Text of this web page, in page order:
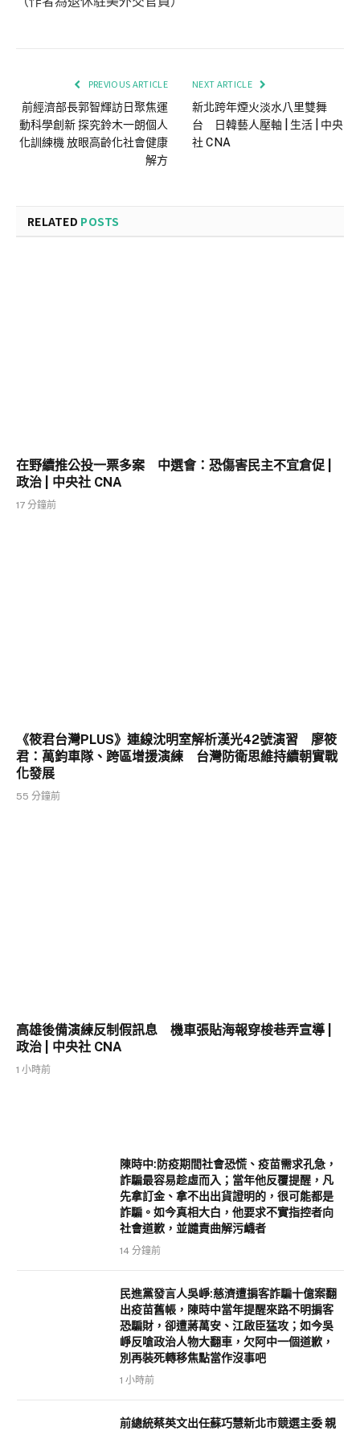
PREVIOUS ARTICLE
前經濟部長郭智輝訪日聚焦運
動科學創新 探究鈴木一朗個人
化訓練機 放眼高齡化社會健康
解方
NEXT ARTICLE
新北跨年煙火淡水八里雙舞
台 日韓藝人壓軸 | 生活 | 中央
社 CNA
RELATED POSTS
在野續推公投一票多案 中選會：恐傷害民主不宜倉促 |
政治 | 中央社 CNA
17 分鐘前
《筱君台灣PLUS》連線沈明室解析漢光42號演習 廖筱
君：萬鈞車隊、跨區增援演練 台灣防衛思維持續朝實戰
化發展
55 分鐘前
高雄後備演練反制假訊息 機車張貼海報穿梭巷弄宣導 |
政治 | 中央社 CNA
1 小時前
陳時中:防疫期間社會恐慌、疫苗需求孔急，
詐騙最容易趁虛而入；當年他反覆提醒，凡
先拿訂金、拿不出出貨證明的，很可能都是
詐騙。如今真相大白，他要求不實指控者向
社會道歉，並譴責曲解污衊者
14 分鐘前
民進黨發言人吳崢:慈濟遭掮客詐騙十億案翻
出疫苗舊帳，陳時中當年提醒來路不明掮客
恐騙財，卻遭蔣萬安、江啟臣猛攻；如今吳
崢反嗆政治人物大翻車，欠阿中一個道歉，
別再裝死轉移焦點當作沒事吧
1 小時前
前總統蔡英文出任蘇巧慧新北市競選主委 親